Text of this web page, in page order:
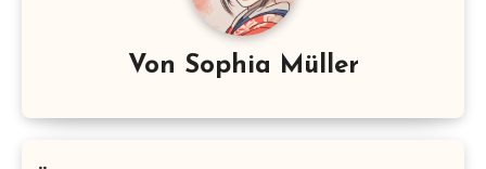
Von Sophia Müller